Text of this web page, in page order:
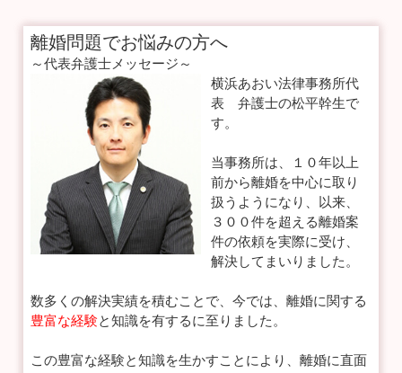
離婚問題でお悩みの方へ
～代表弁護士メッセージ～
横浜あおい法律事務所代
表 弁護士の松平幹生で
す。
当事務所は、１０年以上
前から離婚を中心に取り
扱うようになり、以来、
３００件を超える離婚案
件の依頼を実際に受け、
解決してまいりました。
数多くの解決実績を積むことで、今では、離婚に関する
豊富な経験と知識を有するに至りました。
この豊富な経験と知識を生かすことにより、離婚に直面